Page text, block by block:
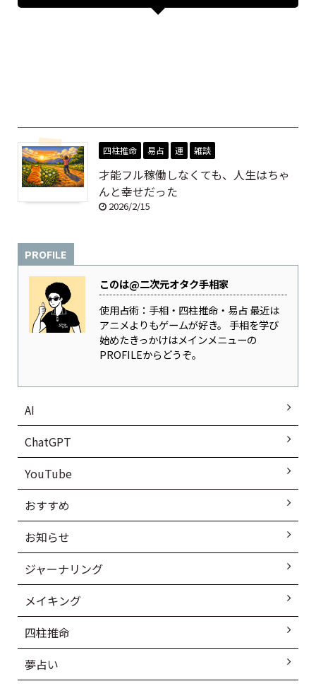
四柱推命 易占 運 雑談
才能フル稼働しなくても、人生はちゃ
んと幸せだった
2026/2/15
PROFILE
このは@二次元オタク手相家
使用占術：手相・四柱推命・易占 最近は
アニメよりもゲームが好き。 手相を学び
始めたきっかけはメインメニューの
PROFILEからどうぞ。
AI
ChatGPT
YouTube
おすすめ
お知らせ
ジャーナリング
メイキング
四柱推命
夢占い